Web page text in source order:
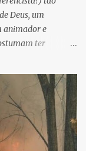
Deus, um
animador e
ter
manifestações
unção” que
unção” propagada
não se pode
Outros
ou rolando pelo